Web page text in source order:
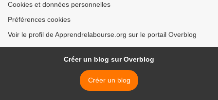
Cookies et données personnelles
Préférences cookies
Voir le profil de Apprendrelabourse.org sur le portail Overblog
Créer un blog sur Overblog
Créer un blog